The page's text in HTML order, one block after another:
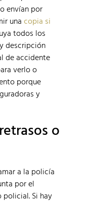
envían por
una copia si
todos los
descripción
de accidente
verlo o
porque
y
o
a la policía
por el
Si hay